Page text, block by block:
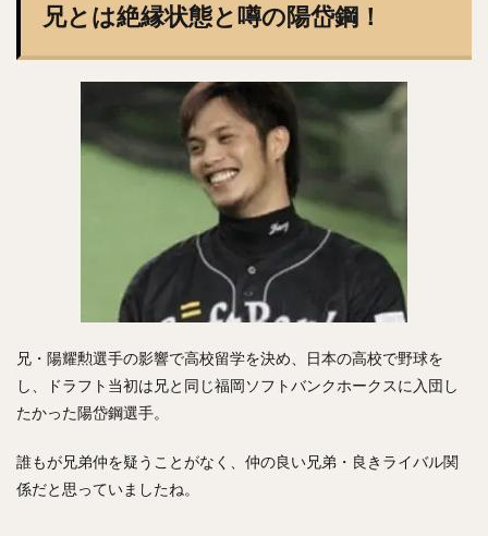
兄とは絶縁状態と噂の陽岱鋼！
兄・陽耀勲選手の影響で高校留学を決め、日本の高校で野球を
し、ドラフト当初は兄と同じ福岡ソフトバンクホークスに入団し
たかった陽岱鋼選手。
誰もが兄弟仲を疑うことがなく、仲の良い兄弟・良きライバル関
係だと思っていましたね。